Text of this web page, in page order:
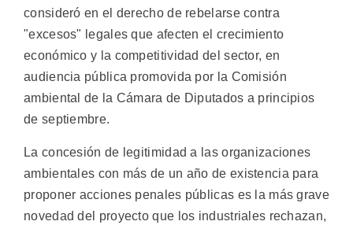
consideró en el derecho de rebelarse contra
"excesos" legales que afecten el crecimiento
económico y la competitividad del sector, en
audiencia pública promovida por la Comisión
ambiental de la Cámara de Diputados a principios
de septiembre.
La concesión de legitimidad a las organizaciones
ambientales con más de un año de existencia para
proponer acciones penales públicas es la más grave
novedad del proyecto que los industriales rechazan,